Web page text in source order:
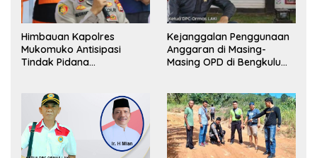
Himbauan Kapolres
Mukomuko Antisipasi
Tindak Pidana
Kejanggalan Penggunaan
Anggaran di Masing-
Masing OPD di Bengkulu